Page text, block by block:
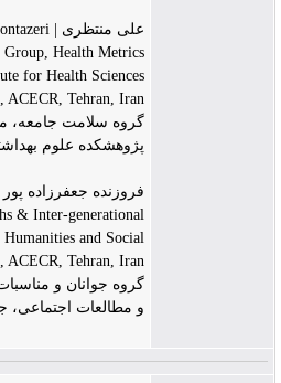
علی منتظری | Ali Montazeri
Group, Health Metrics
for Health Sciences
ACECR, Tehran, Iran
گروه سلامت جامعه،
پژوهشکده علوم
فروزنده جعفرزاده پور | Forouzandeh Jafarzadehpour
& Inter-generational
Humanities and Social
ACECR, Tehran, Iran
گروه جوانان و
و مطالعات اجتماعی،